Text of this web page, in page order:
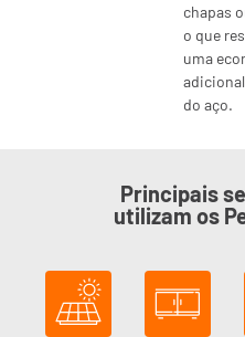
chapas
o que
uma
do aço.
Principais
utilizam os